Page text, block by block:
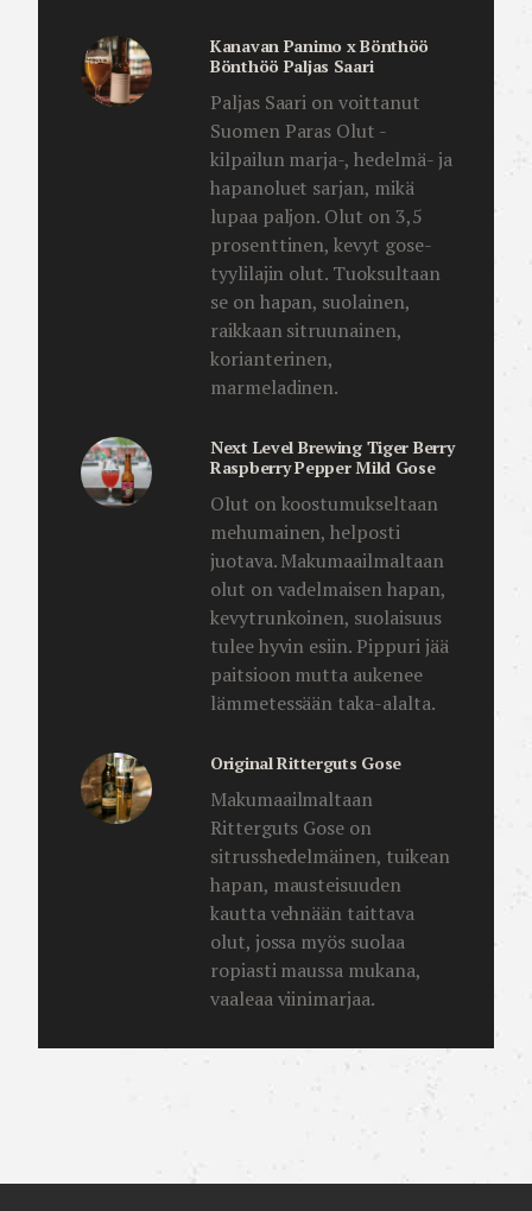
Kanavan Panimo x Bönthöö
Bönthöö Paljas Saari
Paljas Saari on voittanut
Suomen Paras Olut -
kilpailun marja-, hedelmä- ja
hapanoluet sarjan, mikä
lupaa paljon. Olut on 3,5
prosenttinen, kevyt gose-
tyylilajin olut. Tuoksultaan
se on hapan, suolainen,
raikkaan sitruunainen,
korianterinen,
marmeladinen.
Next Level Brewing Tiger Berry
Raspberry Pepper Mild Gose
Olut on koostumukseltaan
mehumainen, helposti
juotava. Makumaailmaltaan
olut on vadelmaisen hapan,
kevytrunkoinen, suolaisuus
tulee hyvin esiin. Pippuri jää
paitsioon mutta aukenee
lämmetessään taka-alalta.
Original Ritterguts Gose
Makumaailmaltaan
Ritterguts Gose on
sitrusshedelmäinen, tuikean
hapan, mausteisuuden
kautta vehnään taittava
olut, jossa myös suolaa
ropiasti maussa mukana,
vaaleaa viinimarjaa.